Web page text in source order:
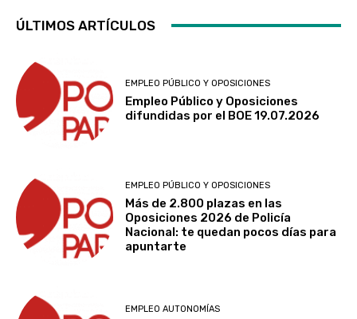
ÚLTIMOS ARTÍCULOS
EMPLEO PÚBLICO Y OPOSICIONES
Empleo Público y Oposiciones
difundidas por el BOE 19.07.2026
EMPLEO PÚBLICO Y OPOSICIONES
Más de 2.800 plazas en las
Oposiciones 2026 de Policía
Nacional: te quedan pocos días para
apuntarte
EMPLEO AUTONOMÍAS